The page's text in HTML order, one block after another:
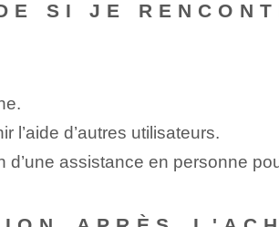
SI JE
l’aide d’autres utilisateurs.
assistance en personne